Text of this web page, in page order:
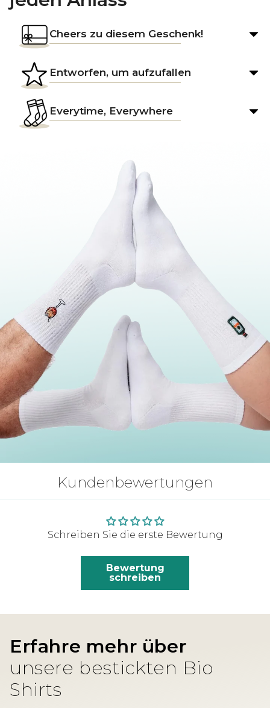
Cheers zu diesem Geschenk!
Entworfen, um aufzufallen
Everytime, Everywhere
Kundenbewertungen
Schreiben Sie die erste Bewertung
Bewertung
schreiben
Erfahre mehr über
unsere bestickten Bio
Shirts